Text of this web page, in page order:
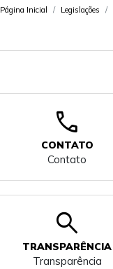
Página Inicial Legislações
call
CONTATO
Contato
search
TRANSPARÊNCIA
Transparência